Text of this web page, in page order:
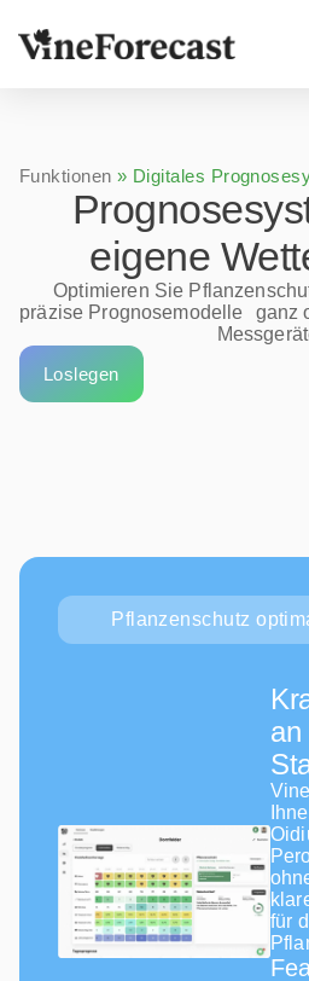
Funktionen » Digitales
eigene
Optimieren Sie
präzise Prognosemodelle ganz
Loslegen
Pflanzenschutz
an
für